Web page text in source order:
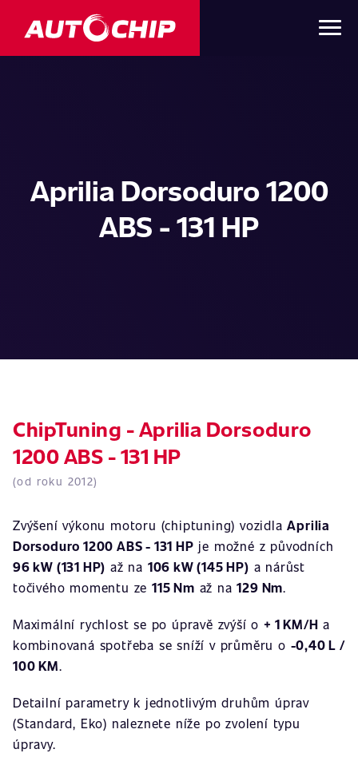
Aprilia Dorsoduro 1200
ABS - 131 HP
ChipTuning - Aprilia Dorsoduro
1200 ABS - 131 HP
(od roku 2012)
Zvýšení výkonu motoru (chiptuning) vozidlaAprilia
Dorsoduro 1200 ABS - 131 HP je možné z původních
96 kW (131 HP) až na 106 kW (145 HP) a nárůst
točivého momentu ze115 Nm až na129 Nm.
Maximální rychlost se po úpravě zvýší o + 1 KM/H a
kombinovaná spotřeba se sníží v průměru o -0,40 L /
100 KM.
Detailní parametry k jednotlivým druhům úprav
(Standard, Eko) naleznete níže po zvolení typu
úpravy.